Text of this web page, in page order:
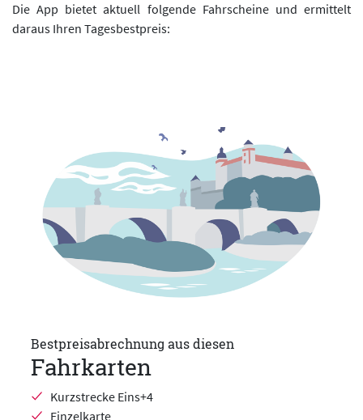
Die App bietet aktuell folgende Fahrscheine und ermittelt
daraus Ihren Tagesbestpreis:
Bestpreisabrechnung aus diesen
Fahrkarten
Kurzstrecke Eins+4
Einzelkarte